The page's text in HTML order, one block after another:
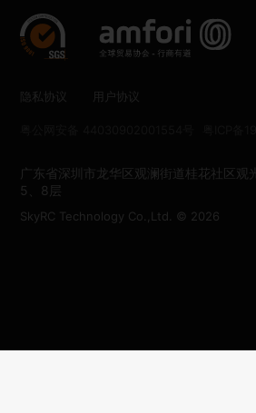
隐私协议 用户协议
广东省深圳市龙华区观澜街道桂花社区观
5、8层
SkyRC Technology Co.,Ltd. © 2026